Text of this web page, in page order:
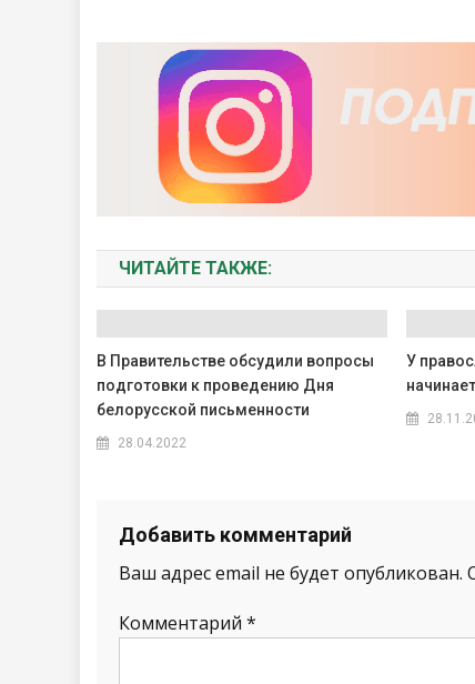
ЧИТАЙТЕ ТАКЖЕ:
В Правительстве обсудили вопросы
подготовки к проведению Дня
белорусской письменности
28.04.2022
У
Добавить комментарий
Ваш адрес email не будет опубликован.
Комментарий *